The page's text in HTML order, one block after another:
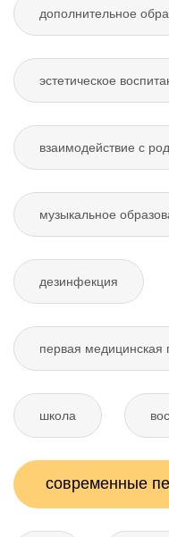
дополнительное
эстетическое
взаимодействие с
музыкальное
дезинфекция
школа
современные